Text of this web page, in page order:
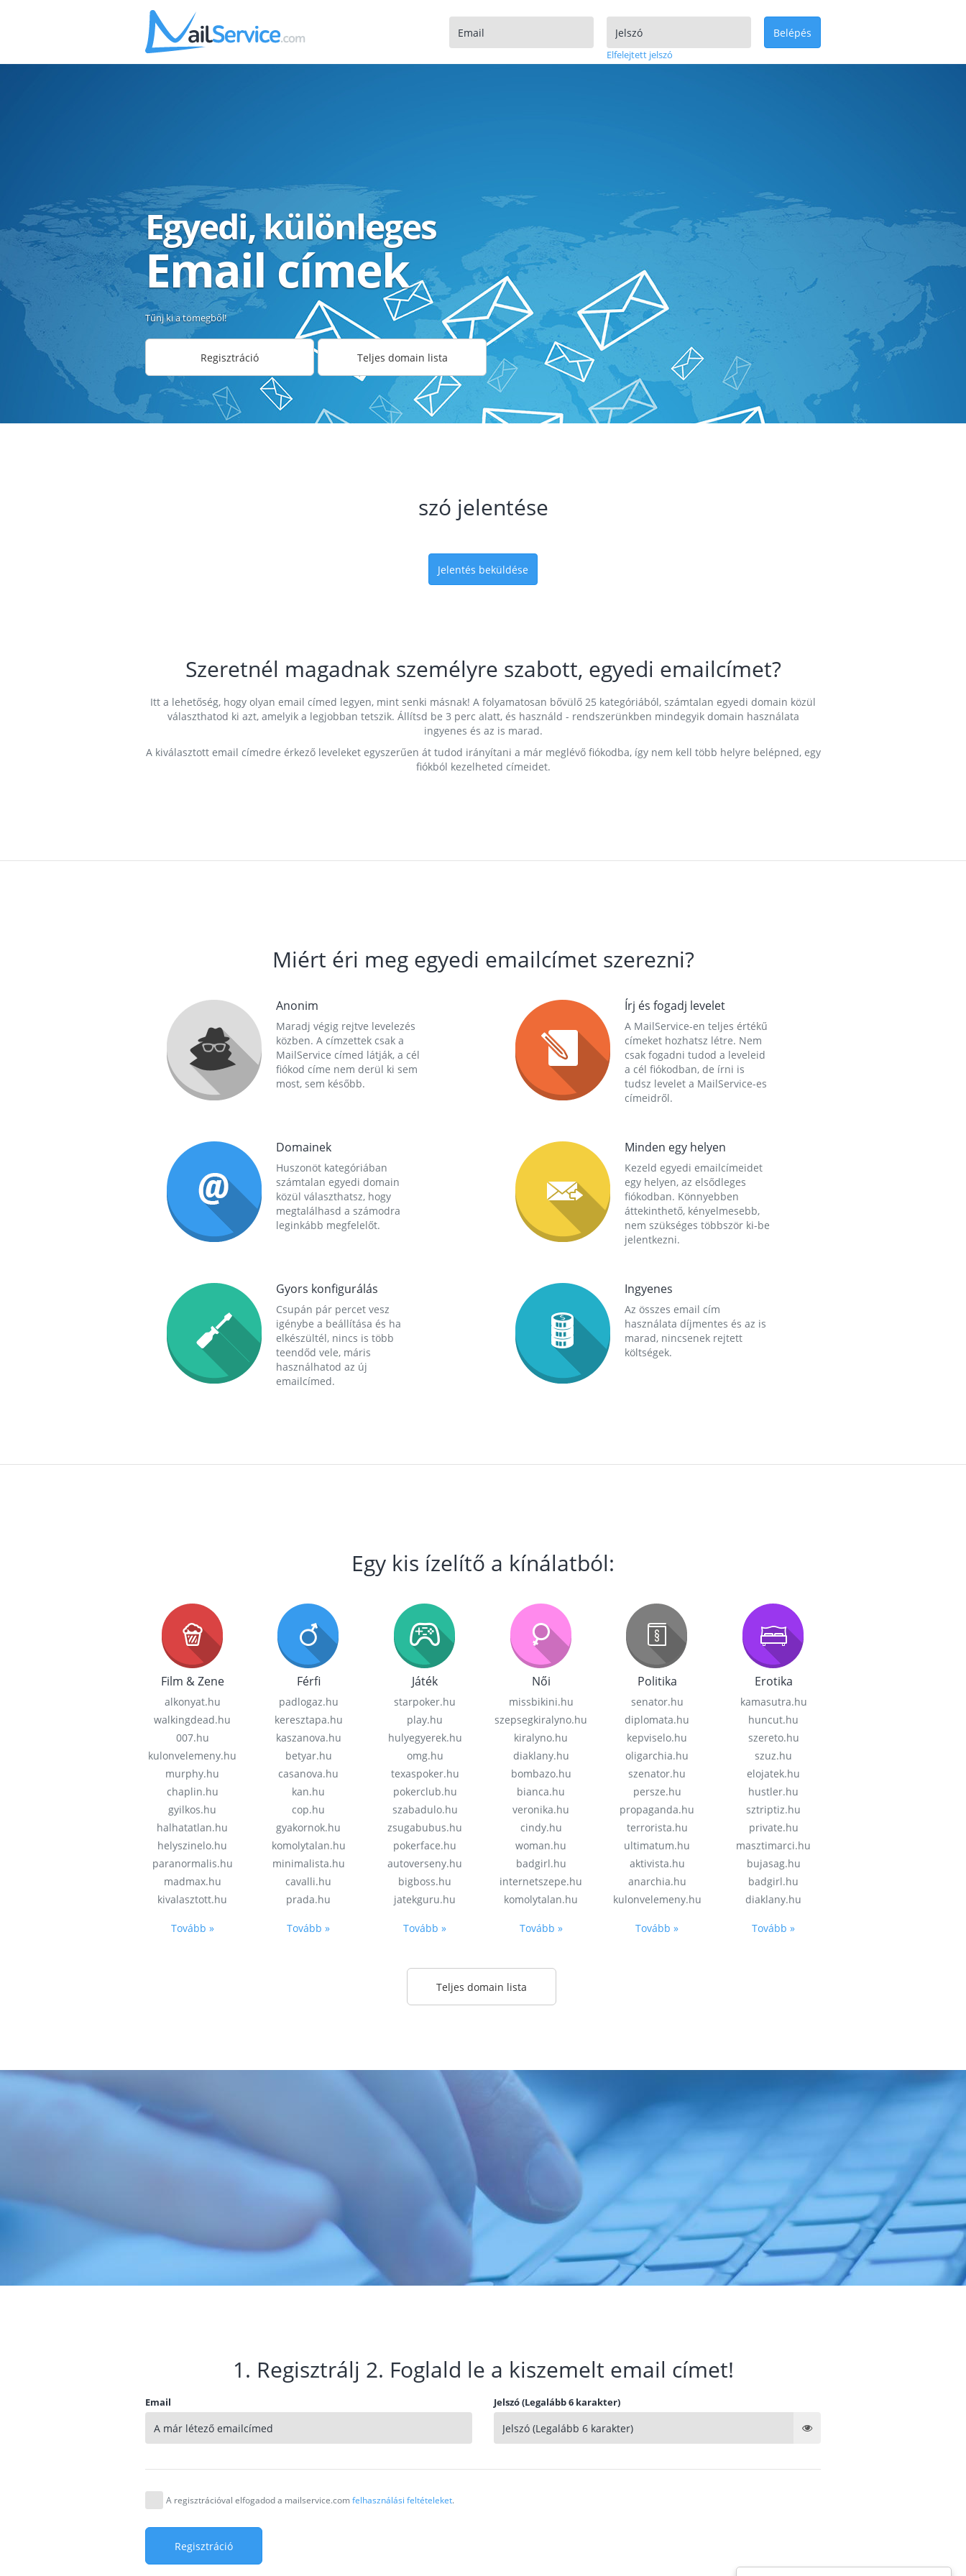
Elfelejtett jelszó
Belépés
Egyedi, különleges
Email címek
Tűnj ki a tömegből!
Regisztráció Teljes domain lista
szó jelentése
Jelentés beküldése
Szeretnél magadnak személyre szabott, egyedi emailcímet?
Itt a lehetőség, hogy olyan email címed legyen, mint senki másnak! A folyamatosan bővülő 25 kategóriából, számtalan egyedi domain közül
választhatod ki azt, amelyik a legjobban tetszik. Állítsd be 3 perc alatt, és használd - rendszerünkben mindegyik domain használata
ingyenes és az is marad.
A kiválasztott email címedre érkező leveleket egyszerűen át tudod irányítani a már meglévő fiókodba, így nem kell több helyre belépned, egy
fiókból kezelheted címeidet.
Miért éri meg egyedi emailcímet szerezni?
Anonim
Maradj végig rejtve levelezés
közben. A címzettek csak a
MailService címed látják, a cél
fiókod címe nem derül ki sem
most, sem később.
Írj és fogadj levelet
A MailService-en teljes értékű
címeket hozhatsz létre. Nem
csak fogadni tudod a leveleid
a cél fiókodban, de írni is
tudsz levelet a MailService-es
címeidről.
Domainek
Huszonöt kategóriában
számtalan egyedi domain
közül választhatsz, hogy
megtalálhasd a számodra
leginkább megfelelőt.
Minden egy helyen
Kezeld egyedi emailcímeidet
egy helyen, az elsődleges
fiókodban. Könnyebben
áttekinthető, kényelmesebb,
nem szükséges többször ki-be
jelentkezni.
Gyors konfigurálás
Csupán pár percet vesz
igénybe a beállítása és ha
elkészültél, nincs is több
teendőd vele, máris
használhatod az új
emailcímed.
Ingyenes
Az összes email cím
használata díjmentes és az is
marad, nincsenek rejtett
költségek.
Egy kis ízelítő a kínálatból:
Film & Zene
alkonyat.hu
walkingdead.hu
007.hu
kulonvelemeny.hu
murphy.hu
chaplin.hu
gyilkos.hu
halhatatlan.hu
helyszinelo.hu
paranormalis.hu
madmax.hu
kivalasztott.hu
Tovább »
Férfi
padlogaz.hu
keresztapa.hu
kaszanova.hu
betyar.hu
casanova.hu
kan.hu
cop.hu
gyakornok.hu
komolytalan.hu
minimalista.hu
cavalli.hu
prada.hu
Tovább »
Játék
starpoker.hu
play.hu
hulyegyerek.hu
omg.hu
texaspoker.hu
pokerclub.hu
szabadulo.hu
zsugabubus.hu
pokerface.hu
autoverseny.hu
bigboss.hu
jatekguru.hu
Tovább »
Női
missbikini.hu
szepsegkiralyno.hu
kiralyno.hu
diaklany.hu
bombazo.hu
bianca.hu
veronika.hu
cindy.hu
woman.hu
badgirl.hu
internetszepe.hu
komolytalan.hu
Tovább »
Politika
senator.hu
diplomata.hu
kepviselo.hu
oligarchia.hu
szenator.hu
persze.hu
propaganda.hu
terrorista.hu
ultimatum.hu
aktivista.hu
anarchia.hu
kulonvelemeny.hu
Tovább »
Erotika
kamasutra.hu
huncut.hu
szereto.hu
szuz.hu
elojatek.hu
hustler.hu
sztriptiz.hu
private.hu
masztimarci.hu
bujasag.hu
badgirl.hu
diaklany.hu
Tovább »
Teljes domain lista
1. Regisztrálj 2. Foglald le a kiszemelt email címet!
Email Jelszó (Legalább 6 karakter)
A regisztrációval elfogadod a mailservice.comfelhasználási feltételeket.
Regisztráció